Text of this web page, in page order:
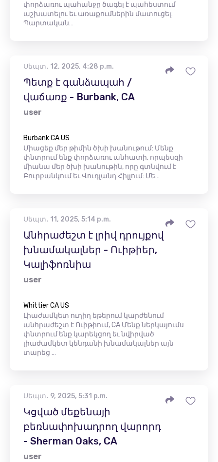
փորձառու պահանջը ծագել է պահեստում
աշխատելու եւ առաքումներին մատուցել:
Պարտական…
Սեպտ․ 12, 2025, 4:28 p.m.
Պետք է գանձապահ /
վաճառք - Burbank, CA
user
Burbank CA US
Միացեք մեր թիմին ծխի խանութում: Մենք
փնտրում ենք փորձառու անհատի, որպեսզի
միանա մեր ծխի խանութին, որը գտնվում է
Բուրբանկում եւ Վուդլանդ Հիլլում: Մե…
Սեպտ․ 11, 2025, 5:14 p.m.
Անհրաժեշտ է լրիվ դրույքով
խնամակալներ - Ուիթիեր,
Կալիֆոռնիա
user
Whittier CA US
Լիաժամկետ ուղիղ եթերում կարժենում
անհրաժեշտ է Ուիթիում, CA Մենք ներկայումս
փնտրում ենք կարեկցող եւ նվիրված
լիաժամկետ կենդանի խնամակալներ այն
տարեց …
Սեպտ․ 9, 2025, 5:31 p.m.
Կցված մեքենայի
բեռնափոխադրող վարորդ
- Sherman Oaks, CA
user